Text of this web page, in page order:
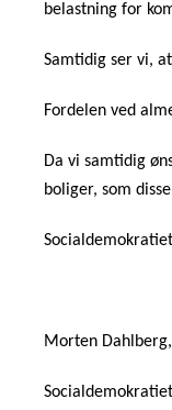
belastning for
Samtidig ser vi,
Fordelen ved
Da vi samtidig
boliger, som
Morten